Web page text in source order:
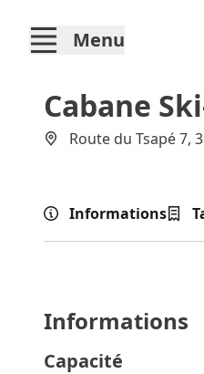
Menu
Cabane
Route du Tsapé 7,
Informations
Informations
Capacité